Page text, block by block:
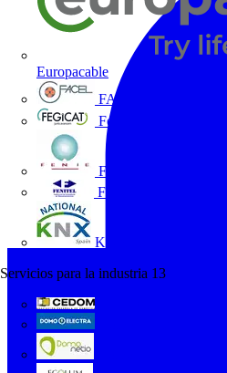
Europacable
FACEL
Fegicat
FENIE
FENITEL
KNX España
Servicios para la industria 13